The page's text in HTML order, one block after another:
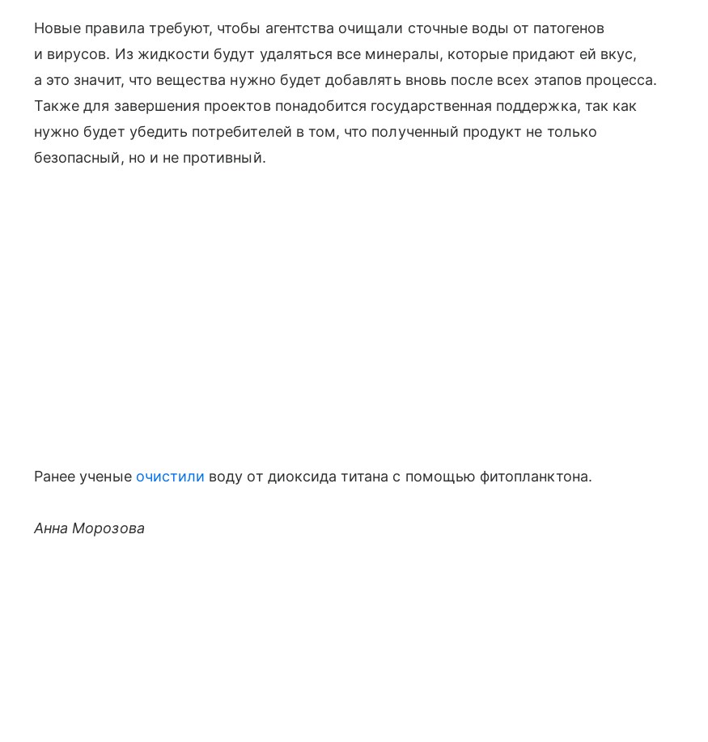
Новые правила требуют, чтобы агентства очищали сточные воды от патогенов
и вирусов. Из жидкости будут удаляться все минералы, которые придают ей вкус,
а это значит, что вещества нужно будет добавлять вновь после всех этапов процесса.
Также для завершения проектов понадобится государственная поддержка, так как
нужно будет убедить потребителей в том, что полученный продукт не только
безопасный, но и не противный.
Ранее ученые очистили воду от диоксида титана с помощью фитопланктона.
Анна Морозова